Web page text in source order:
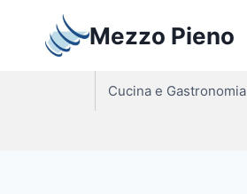
contenuto
Mezzo Pieno
Cucina e Gastronomia